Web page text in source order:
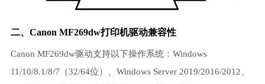
二、Canon MF269dw打印机驱动兼容性
Canon MF269dw驱动支持以下操作系统：Windows
11/10/8.1/8/7（32/64位）、Windows Server 2019/2016/2012、